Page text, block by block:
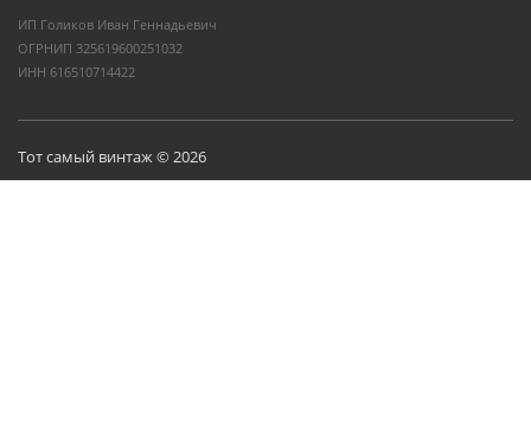
ИП Голиков Иван Геннадьевич
ОГРНИП 325619600251032
ИНН 616510714422
Тот самый винтаж © 2026